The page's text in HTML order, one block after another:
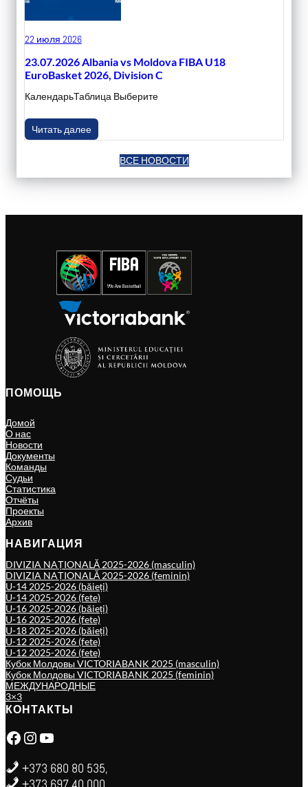
22 июля 2026
23.07.2026 Albania vs Moldova FIBA U18
EuroBasket 2026, Division C
КалендарьТаблица Выберите
Читать далее
ВСЕ НОВОСТИ
ПОМОЩЬ
Домой
О нас
Новости
Документы
Команды
Судьи
Статистика
Отчёты
Проекты
Архив
НАВИГАЦИЯ
DIVIZIA NAȚIONALĂ 2025-2026 (masculin)
DIVIZIA NAȚIONALĂ 2025-2026 (feminin)
U-14 2025-2026 (băieți)
U-14 2025-2026 (fete)
U-16 2025-2026 (băieți)
U-16 2025-2026 (fete)
U-18 2025-2026 (băieți)
U-12 2025-2026 (fete)
U-12 2025-2026 (fete)
Кубок Молдовы VICTORIABANK 2025 (masculin)
Кубок Молдовы VICTORIABANK 2025 (feminin)
МЕЖДУНАРОДНЫЕ
3×3
КОНТАКТЫ
Facebook Instagram YouTube
+373 680 80 535,